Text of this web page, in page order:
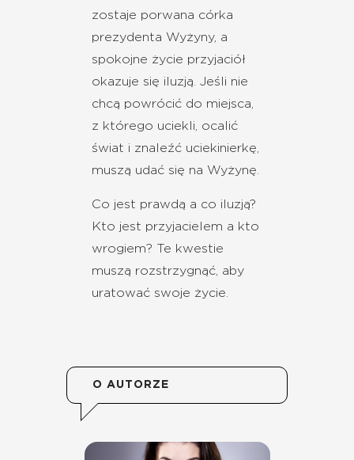
zostaje porwana córka
prezydenta Wyżyny, a
spokojne życie przyjaciół
okazuje się iluzją. Jeśli nie
chcą powrócić do miejsca,
z którego uciekli, ocalić
świat i znaleźć uciekinierkę,
muszą udać się na Wyżynę.
Co jest prawdą a co iluzją?
Kto jest przyjacielem a kto
wrogiem? Te kwestie
muszą rozstrzygnąć, aby
uratować swoje życie.
O AUTORZE